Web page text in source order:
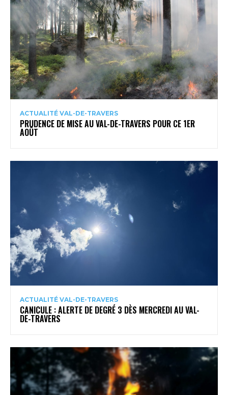
ACTUALITÉ VAL-DE-TRAVERS
PRUDENCE DE MISE AU VAL-DE-TRAVERS POUR CE 1ER
AOÛT
ACTUALITÉ VAL-DE-TRAVERS
CANICULE : ALERTE DE DEGRÉ 3 DÈS MERCREDI AU VAL-
DE-TRAVERS